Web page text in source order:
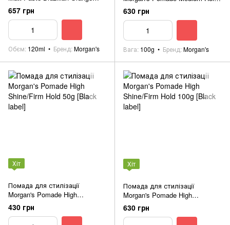
Fragrance 120ml
657 грн
Обєм 120ml Бренд Morgan's
Medium Shine 100g [Red Label]
630 грн
Вага 100g Бренд Morgan's
Хіт
Помада для стилізації
Morgan's Pomade High
Shine/Firm Hold 50g [Black
label]
430 грн
Хіт
Помада для стилізації
Morgan's Pomade High
Shine/Firm Hold 100g [Black
label]
630 грн